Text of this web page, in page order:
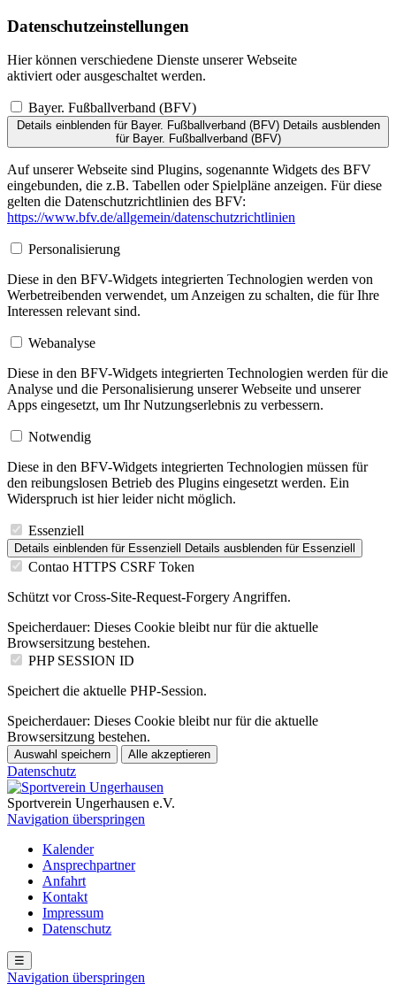
Datenschutzeinstellungen
Hier können verschiedene Dienste unserer Webseite
aktiviert oder ausgeschaltet werden.
Bayer. Fußballverband (BFV)
Details einblendenfür Bayer. Fußballverband (BFV) Details ausblenden
für Bayer. Fußballverband (BFV)
Auf unserer Webseite sind Plugins, sogenannte Widgets des BFV
eingebunden, die z.B. Tabellen oder Spielpläne anzeigen. Für diese
gelten die Datenschutzrichtlinien des BFV:
https://www.bfv.de/allgemein/datenschutzrichtlinien
Personalisierung
Diese in den BFV-Widgets integrierten Technologien werden von
Werbetreibenden verwendet, um Anzeigen zu schalten, die für Ihre
Interessen relevant sind.
Webanalyse
Diese in den BFV-Widgets integrierten Technologien werden für die
Analyse und die Personalisierung unserer Webseite und unserer
Apps eingesetzt, um Ihr Nutzungserlebnis zu verbessern.
Notwendig
Diese in den BFV-Widgets integrierten Technologien müssen für
den reibungslosen Betrieb des Plugins eingesetzt werden. Ein
Widerspruch ist hier leider nicht möglich.
Essenziell
Details einblenden für Essenziell Details ausblenden für Essenziell
Contao HTTPS CSRF Token
Schützt vor Cross-Site-Request-Forgery Angriffen.
Speicherdauer: Dieses Cookie bleibt nur für die aktuelle
Browsersitzung bestehen.
PHP SESSION ID
Speichert die aktuelle PHP-Session.
Speicherdauer: Dieses Cookie bleibt nur für die aktuelle
Browsersitzung bestehen.
Auswahl speichern Alle akzeptieren
Datenschutz
Sportverein Ungerhausen e.V.
Navigation überspringen
Kalender
Ansprechpartner
Anfahrt
Kontakt
Impressum
Datenschutz
☰
Navigation überspringen